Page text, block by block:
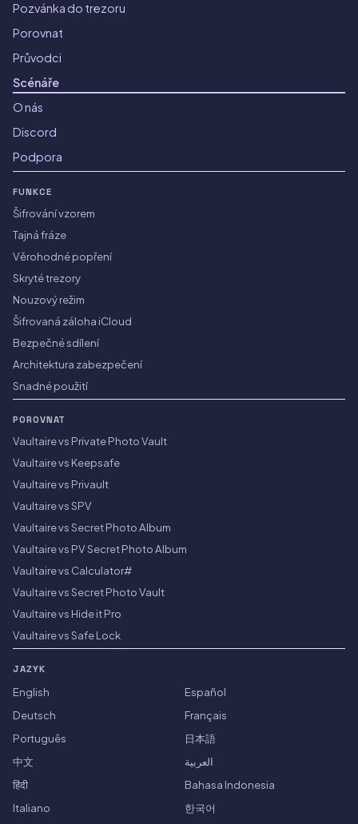
Pozvánka do trezoru
Porovnat
Průvodci
Scénáře
O nás
Discord
Podpora
FUNKCE
Šifrování vzorem
Tajná fráze
Věrohodné popření
Skryté trezory
Nouzový režim
Šifrovaná záloha iCloud
Bezpečné sdílení
Architektura zabezpečení
Snadné použití
POROVNAT
Vaultaire vs Private Photo Vault
Vaultaire vs Keepsafe
Vaultaire vs Privault
Vaultaire vs SPV
Vaultaire vs Secret Photo Album
Vaultaire vs PV Secret Photo Album
Vaultaire vs Calculator#
Vaultaire vs Secret Photo Vault
Vaultaire vs Hide it Pro
Vaultaire vs Safe Lock
JAZYK
English
Español
Deutsch
Français
Português
日本語
中文
العربية
हिंदी
Bahasa Indonesia
Italiano
한국어